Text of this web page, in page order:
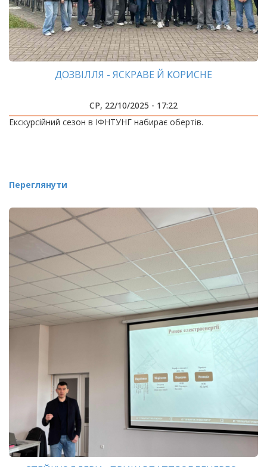
ДОЗВІЛЛЯ - ЯСКРАВЕ Й КОРИСНЕ
СР, 22/10/2025 - 17:22
Екскурсійний сезон в ІФНТУНГ набирає обертів.
Переглянути